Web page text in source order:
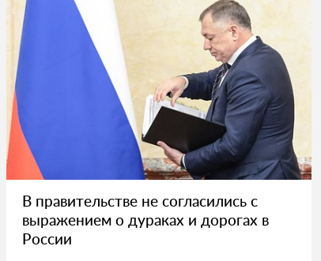
В правительстве не согласились с
выражением о дураках и дорогах в
России